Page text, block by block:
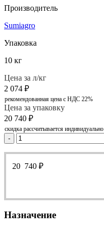
Производитель
Sumiagro
Упаковка
10 кг
Цена за л/кг
2 074 ₽
рекомендованная цена с НДС 22%
Цена за упаковку
20 740 ₽
скидка рассчитывается индивидуально
-
20 740 ₽
Назначение